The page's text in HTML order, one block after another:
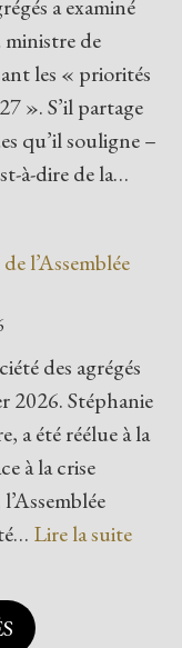
a examiné
de
les « priorités
». S’il partage
qu’il souligne –
à-dire de la…
l’Assemblée
des agrégés
2026. Stéphanie
a été réélue à la
à la crise
Lire la suite